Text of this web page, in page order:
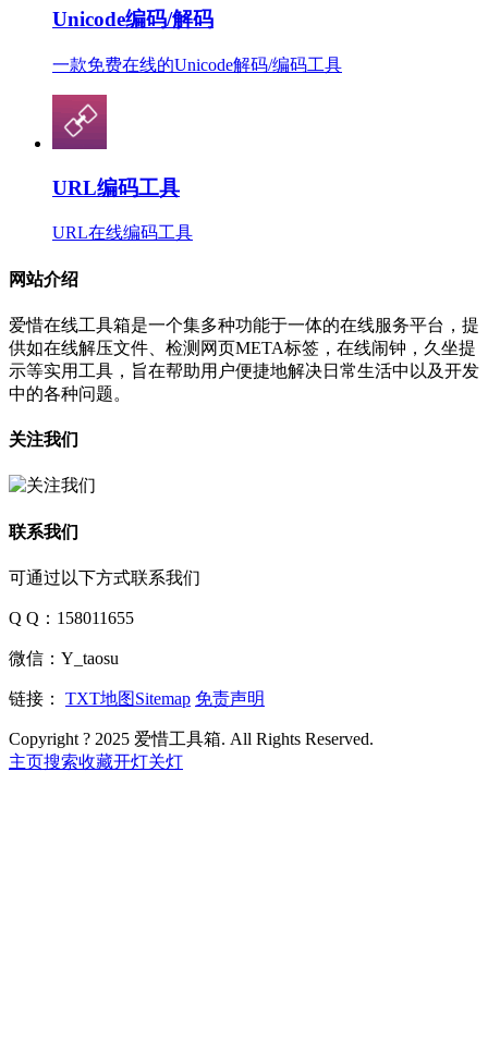
Unicode编码/解码
一款免费在线的Unicode解码/编码工具
URL编码工具
URL在线编码工具
网站介绍
爱惜在线工具箱是一个集多种功能于一体的在线服务平台，提
供如在线解压文件、检测网页META标签，在线闹钟，久坐提
示等实用工具，旨在帮助用户便捷地解决日常生活中以及开发
中的各种问题。
关注我们
联系我们
可通过以下方式联系我们
Q Q：158011655
微信：Y_taosu
链接： TXT地图Sitemap 免责声明
Copyright ? 2025 爱惜工具箱. All Rights Reserved.
主页搜索收藏开灯关灯